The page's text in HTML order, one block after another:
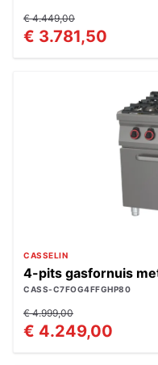
€ 4.449,00
€ 3.781,50
CASSELIN
4-pits gasfornuis
CASS-C7FOG4FFGHP80
€ 4.999,00
€ 4.249,00